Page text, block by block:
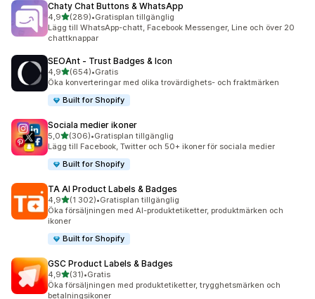
Chaty Chat Buttons & WhatsApp
4,9av 5 stjärnor
(289)
289 recensioner totalt
•Gratisplan tillgänglig
Lägg till WhatsApp-chatt, Facebook Messenger, Line och över 20
chattknappar
SEOAnt ‑ Trust Badges & Icon
4,9av 5 stjärnor
(654)
654 recensioner totalt
•Gratis
Öka konverteringar med olika trovärdighets- och fraktmärken
Built for Shopify
Sociala medier ikoner
5,0av 5 stjärnor
(306)
306 recensioner totalt
•Gratisplan tillgänglig
Lägg till Facebook, Twitter och 50+ ikoner för sociala medier
Built for Shopify
TA AI Product Labels & Badges
4,9av 5 stjärnor
(1 302)
1302 recensioner totalt
•Gratisplan tillgänglig
Öka försäljningen med AI-produktetiketter, produktmärken och
ikoner
Built for Shopify
GSC Product Labels & Badges
4,9av 5 stjärnor
(31)
31 recensioner totalt
•Gratis
Öka försäljningen med produktetiketter, trygghetsmärken och
betalningsikoner